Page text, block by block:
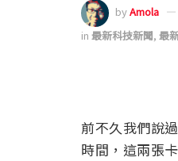
byAmola
in 最新科技新聞, 最
前不久我們說
時間，這兩張